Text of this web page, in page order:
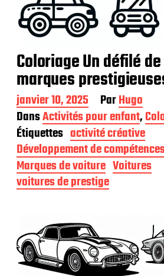
Coloriage Un défilé
marques
D
a
t
e
d
e
p
u
b
a
t
i
janvier 10, 2025 ParHugo
DansActivités pour enfant,
Étiquettes activité créative
Développement de
Marques de voiture Voitures
voitures de prestige